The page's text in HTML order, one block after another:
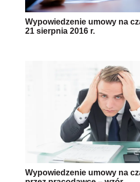
Wypowiedzenie umowy na
21 sierpnia 2016 r.
Wypowiedzenie umowy na